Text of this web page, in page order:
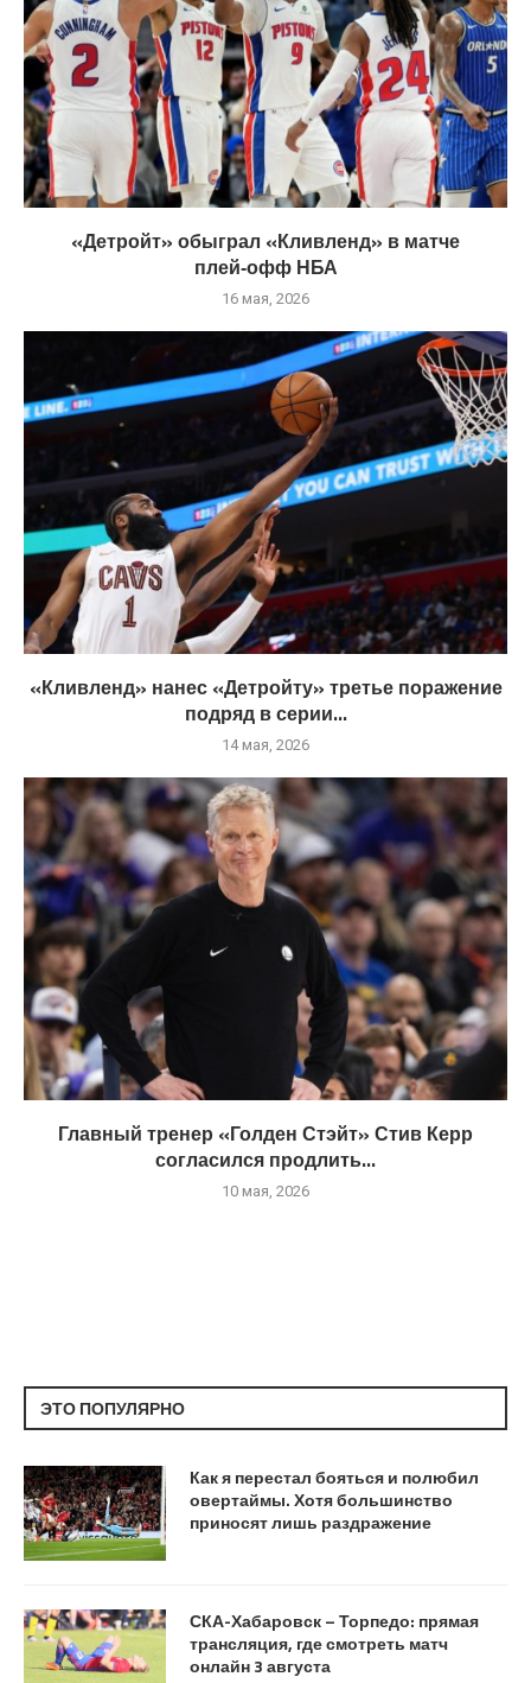
«Детройт» обыграл «Кливленд» в матче
плей‑офф НБА
16 мая, 2026
«Кливленд» нанес «Детройту» третье поражение
подряд в серии...
14 мая, 2026
Главный тренер «Голден Стэйт» Стив Керр
согласился продлить...
10 мая, 2026
ЭТО ПОПУЛЯРНО
Как я перестал бояться и полюбил
овертаймы. Хотя большинство
приносят лишь раздражение
СКА-Хабаровск – Торпедо: прямая
трансляция, где смотреть матч
онлайн 3 августа